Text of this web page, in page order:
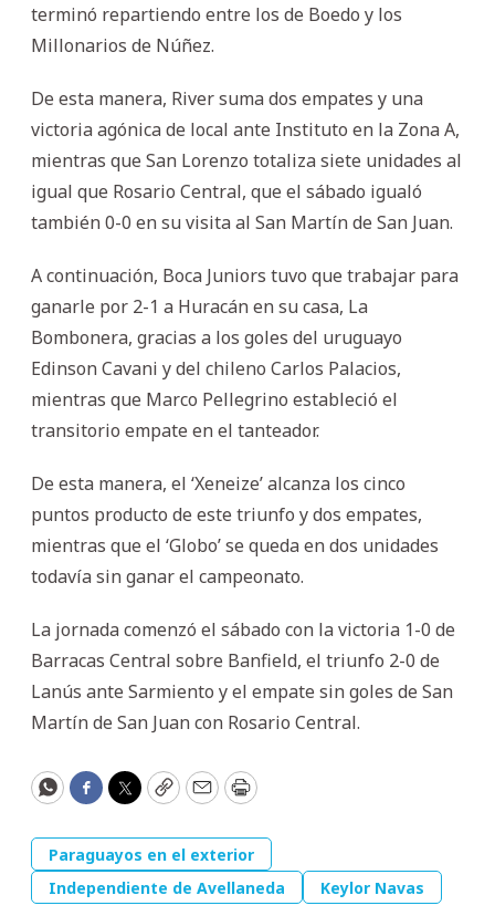
terminó repartiendo entre los de Boedo y los
Millonarios de Núñez.
De esta manera, River suma dos empates y una
victoria agónica de local ante Instituto en la Zona A,
mientras que San Lorenzo totaliza siete unidades al
igual que Rosario Central, que el sábado igualó
también 0-0 en su visita al San Martín de San Juan.
A continuación, Boca Juniors tuvo que trabajar para
ganarle por 2-1 a Huracán en su casa, La
Bombonera, gracias a los goles del uruguayo
Edinson Cavani y del chileno Carlos Palacios,
mientras que Marco Pellegrino estableció el
transitorio empate en el tanteador.
De esta manera, el ‘Xeneize’ alcanza los cinco
puntos producto de este triunfo y dos empates,
mientras que el ‘Globo’ se queda en dos unidades
todavía sin ganar el campeonato.
La jornada comenzó el sábado con la victoria 1-0 de
Barracas Central sobre Banfield, el triunfo 2-0 de
Lanús ante Sarmiento y el empate sin goles de San
Martín de San Juan con Rosario Central.
WhatsApp
Facebook
Twitter
CopyEmailPrint
Paraguayos en el exterior
Independiente de Avellaneda
Keylor Navas